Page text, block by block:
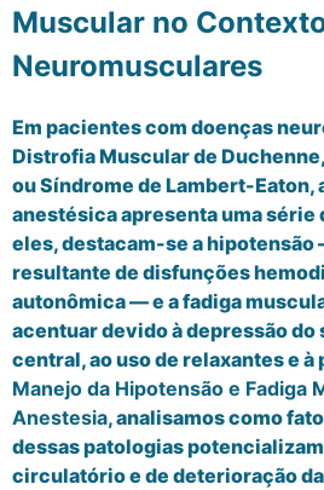
Muscular no
Neuromusculares
Em pacientes com doenças
Distrofia Muscular de
ou Síndrome de Lambert-Eaton,
anestésica apresenta uma série
eles, destacam-se a
resultante de disfunções
autonômica — e a fadiga
acentuar devido à depressão
central, ao uso de relaxantes e
Manejo da Hipotensão e Fadiga
Anestesia, analisamos como
dessas patologias
circulatório e de deterioração